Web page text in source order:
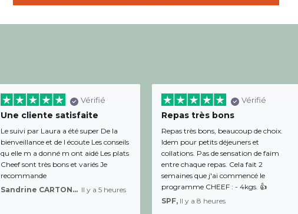
Vérifié
Une cliente satisfaite
Le suivi par Laura a été super De la
bienveillance et de l écoute Les conseils
qu elle m a donné m ont aidé Les plats
Cheef sont très bons et variés Je
recommande
Sandrine CARTON-BRACQ, Il y a 5 heures
Vérifié
Repas très bons
Repas très bons, beaucoup de choix.
Idem pour petits déjeuners et
collations. Pas de sensation de faim
entre chaque repas. Cela fait 2
semaines que j'ai commencé le
programme CHEEF : - 4kgs. 👍
SPF, Il y a 8 heures